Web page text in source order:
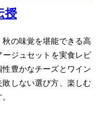
授
の味覚を堪能できる高
ージュセットを実食レビ
豊かなチーズとワイン
しない選び方、楽しむ